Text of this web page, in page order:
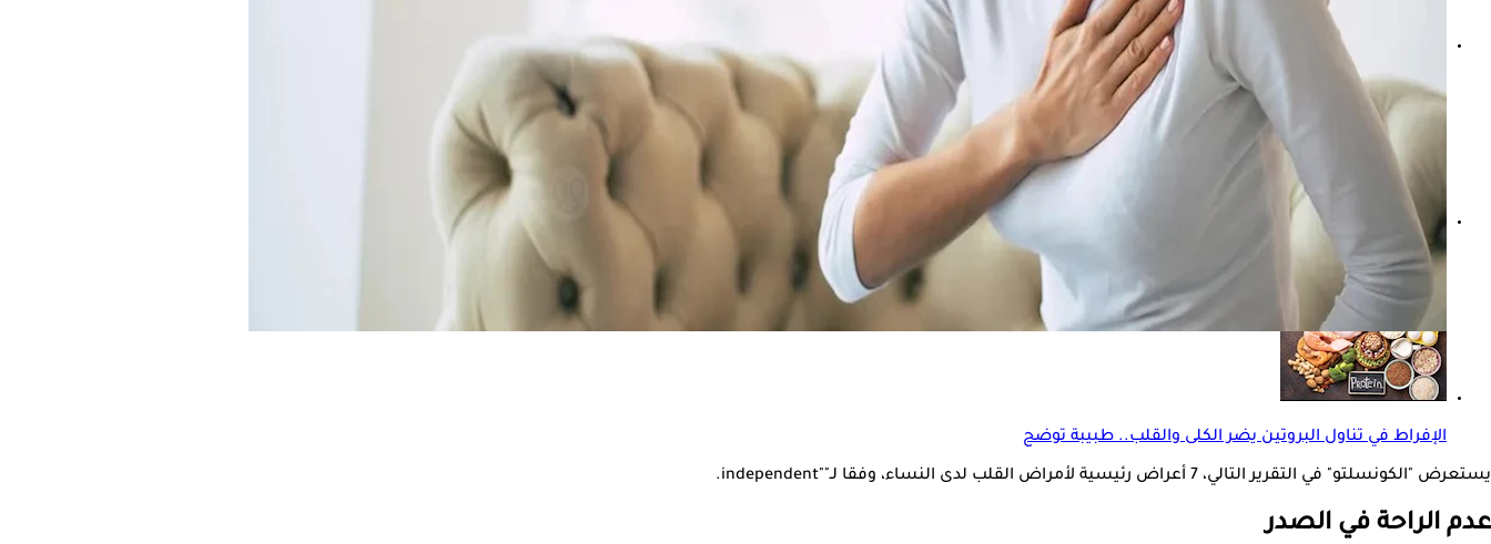
كيف يمكن الوقاية من مخاطر القلب أثناء فترات الحمل عند السيدات؟
حسام موافي: انسداد الشريان التاجي بهذه النسبة يستوجب الدعامة
الإفراط في تناول البروتين يضر الكلى والقلب.. طبيبة توضح
يستعرض "الكونسلتو" في التقرير التالي، 7 أعراض رئيسية لأمراض القلب لدى النساء، وفقا لـ""independent.
عدم الراحة في الصدر